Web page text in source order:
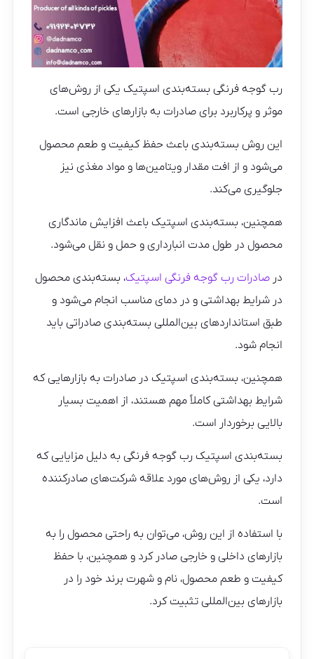
رب گوجه فرنگی بسته‌بندی اسپتیک یکی از روش‌های
موثر و پرکاربرد برای صادرات به بازارهای خارجی است.
این روش بسته‌بندی باعث حفظ کیفیت و طعم محصول
می‌شود و از افت مقدار ویتامین‌ها و مواد مغذی نیز
جلوگیری می‌کند.
همچنین، بسته‌بندی اسپتیک باعث افزایش ماندگاری
محصول در طول مدت انبارداری و حمل و نقل می‌شود.
درصادرات رب گوجه فرنگی اسپتیک، بسته‌بندی محصول
در شرایط بهداشتی و در دمای مناسب انجام می‌شود و
طبق استانداردهای بین‌المللی بسته‌بندی صادراتی باید
انجام شود.
همچنین، بسته‌بندی اسپتیک در صادرات به بازارهایی که
شرایط بهداشتی کاملاً مهم هستند، از اهمیت بسیار
بالایی برخوردار است.
بسته‌بندی اسپتیک رب گوجه فرنگی به دلیل مزایایی که
دارد، یکی از روش‌های مورد علاقه شرکت‌های صادرکننده
است.
با استفاده از این روش، می‌توان به راحتی محصول را به
بازارهای داخلی و خارجی صادر کرد و همچنین، با حفظ
کیفیت و طعم محصول، نام و شهرت برند خود را در
بازارهای بین‌المللی تثبیت کرد.